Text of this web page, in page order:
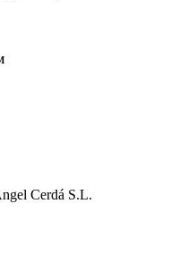
Cerdá S.L.